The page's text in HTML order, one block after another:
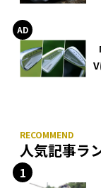
人気記事ラ